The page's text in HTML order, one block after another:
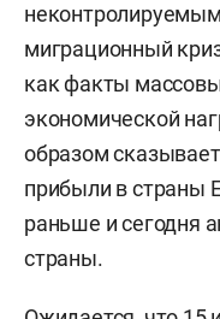
миграционный
как факты
экономической
образом
прибыли в страны
раньше и сегодня
страны.